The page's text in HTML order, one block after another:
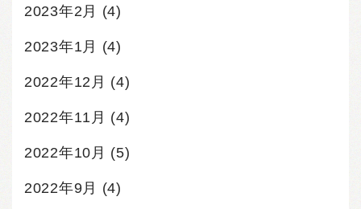
2023年2月 (4)
2023年1月 (4)
2022年12月 (4)
2022年11月 (4)
2022年10月 (5)
2022年9月 (4)